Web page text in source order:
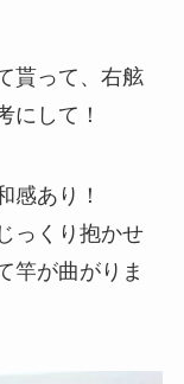
貰って、右舷
にして！
感あり！
っくり抱かせ
竿が曲がりま